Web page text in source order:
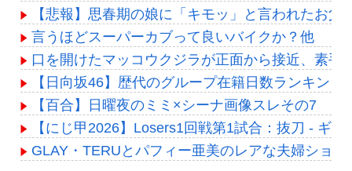
【悲報】思春期の娘に「キモッ」と言われたお
言うほどスーパーカブって良いバイクか？他
口を開けたマッコウクジラが正面から接近、素
【日向坂46】歴代のグループ在籍日数ランキン
【百合】日曜夜のミミ×シーナ画像スレその7
【にじ甲2026】Losers1回戦第1試合：抜刀 - ギ
GLAY・TERUとパフィー亜美のレアな夫婦ショッ